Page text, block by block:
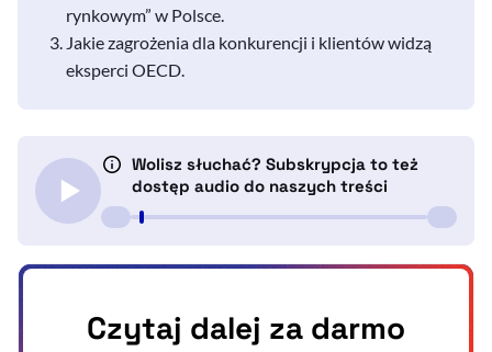
rynkowym” w Polsce.
Jakie zagrożenia dla konkurencji i klientów widzą
eksperci OECD.